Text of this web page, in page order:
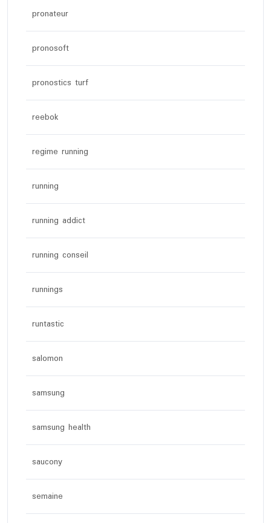
pronateur
pronosoft
pronostics turf
reebok
regime running
running
running addict
running conseil
runnings
runtastic
salomon
samsung
samsung health
saucony
semaine